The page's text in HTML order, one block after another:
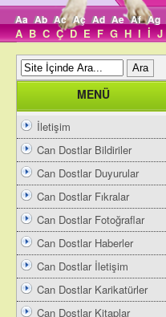
Aa Ab Ac Aç Ad Ae Af Ag
A B C Ç D E F G H I İ J
MENÜ
İletişim
Can Dostlar Bildiriler
Can Dostlar Duyurular
Can Dostlar Fıkralar
Can Dostlar Fotoğraflar
Can Dostlar Haberler
Can Dostlar İletişim
Can Dostlar Karikatürler
Can Dostlar Kitaplar